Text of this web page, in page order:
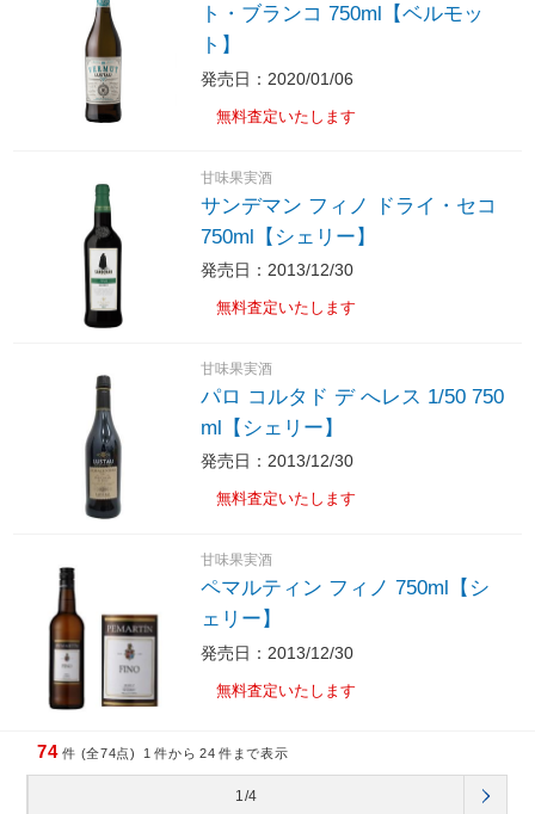
ト・ブランコ 750ml【ベルモッ
ト】
発売日：2020/01/06
無料査定いたします
甘味果実酒
サンデマン フィノ ドライ・セコ
750ml【シェリー】
発売日：2013/12/30
無料査定いたします
甘味果実酒
パロ コルタド デ へレス 1/50 750
ml【シェリー】
発売日：2013/12/30
無料査定いたします
甘味果実酒
ペマルティン フィノ 750ml【シ
ェリー】
発売日：2013/12/30
無料査定いたします
74 件 (全74点) 1 件から 24 件まで表示
1/4